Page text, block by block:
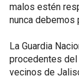
malos estén
nunca debemos
La Guardia
procedentes
vecinos de